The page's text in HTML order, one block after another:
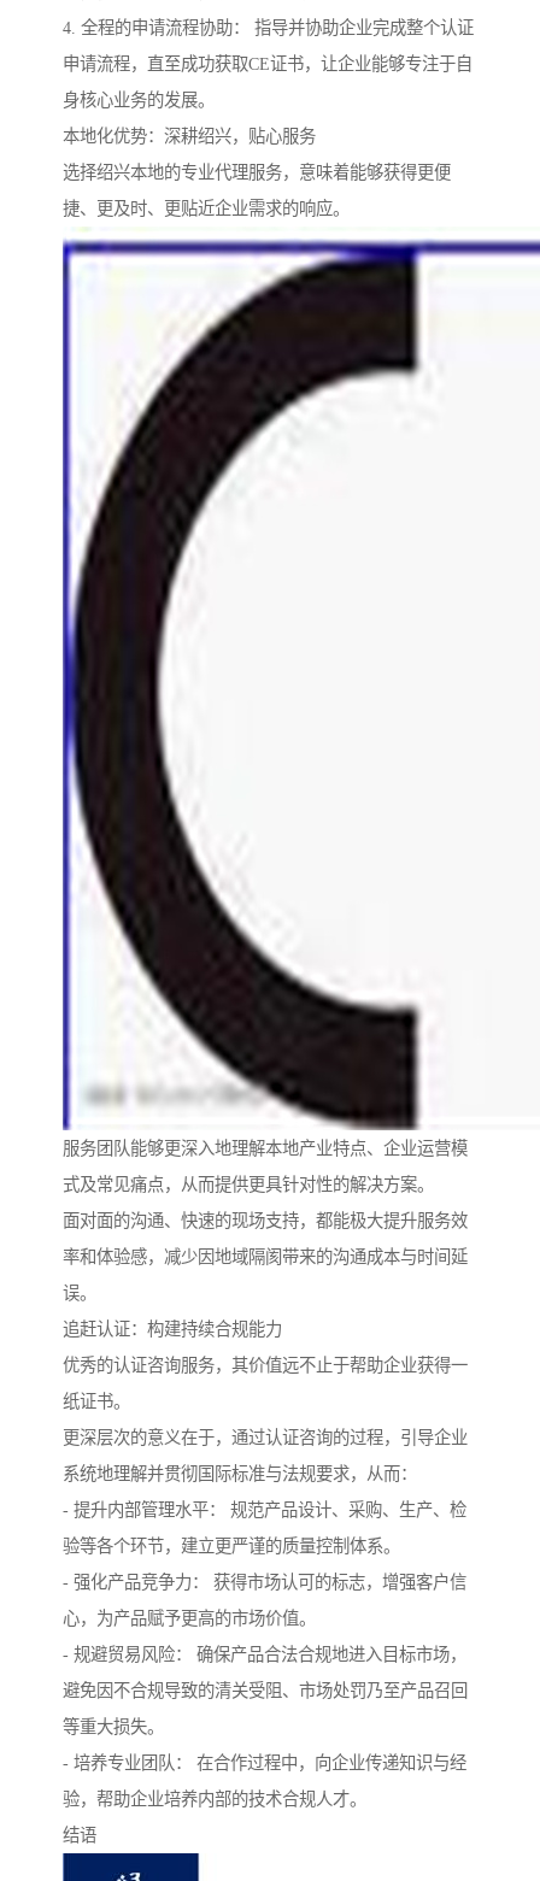
4. 全程的申请流程协助： 指导并协助企业完成整个认证
申请流程，直至成功获取CE证书，让企业能够专注于自
身核心业务的发展。
本地化优势：深耕绍兴，贴心服务
选择绍兴本地的专业代理服务，意味着能够获得更便
捷、更及时、更贴近企业需求的响应。
服务团队能够更深入地理解本地产业特点、企业运营模
式及常见痛点，从而提供更具针对性的解决方案。
面对面的沟通、快速的现场支持，都能极大提升服务效
率和体验感，减少因地域隔阂带来的沟通成本与时间延
误。
追赶认证：构建持续合规能力
优秀的认证咨询服务，其价值远不止于帮助企业获得一
纸证书。
更深层次的意义在于，通过认证咨询的过程，引导企业
系统地理解并贯彻国际标准与法规要求，从而：
- 提升内部管理水平： 规范产品设计、采购、生产、检
验等各个环节，建立更严谨的质量控制体系。
- 强化产品竞争力： 获得市场认可的标志，增强客户信
心，为产品赋予更高的市场价值。
- 规避贸易风险： 确保产品合法合规地进入目标市场，
避免因不合规导致的清关受阻、市场处罚乃至产品召回
等重大损失。
- 培养专业团队： 在合作过程中，向企业传递知识与经
验，帮助企业培养内部的技术合规人才。
结语